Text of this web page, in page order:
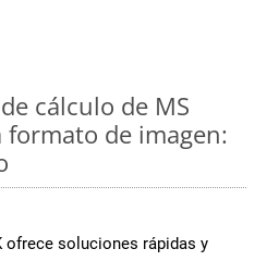
cálculo de MS
formato de imagen:
ofrece soluciones rápidas y